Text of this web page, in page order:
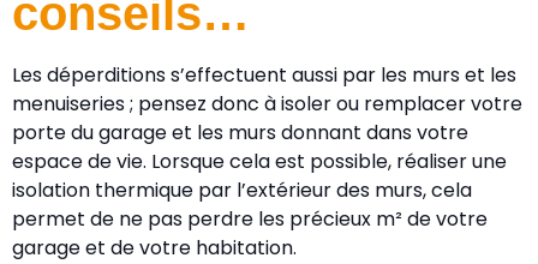
conseils…
Les déperditions s’effectuent aussi par les murs et les
menuiseries ; pensez donc à isoler ou remplacer votre
porte du garage et les murs donnant dans votre
espace de vie. Lorsque cela est possible, réaliser une
isolation thermique par l’extérieur des murs, cela
permet de ne pas perdre les précieux m² de votre
garage et de votre habitation.